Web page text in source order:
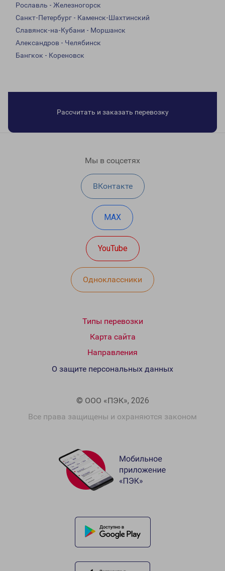
Рославль - Железногорск
Санкт-Петербург - Каменск-Шахтинский
Славянск-на-Кубани - Моршанск
Александров - Челябинск
Бангкок - Кореновск
Рассчитать и заказать перевозку
Мы в соцсетях
ВКонтакте
MAX
YouTube
Одноклассники
Типы перевозки
Карта сайта
Направления
© ООО «ПЭК», 2026
Все права защищены и охраняются законом
О защите персональных данных